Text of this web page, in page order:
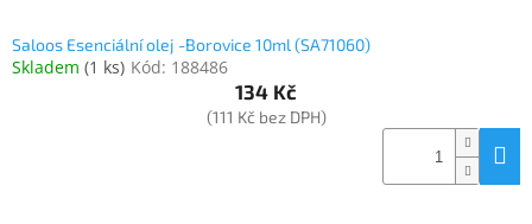
Saloos Esenciální olej -Borovice 10ml (SA71060)
Skladem (1 ks) Kód: 188486
134 Kč
(111 Kč bez DPH)